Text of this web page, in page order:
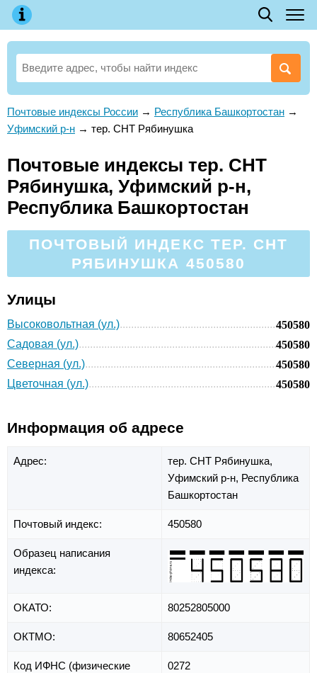
Почтовые индексы России → Республика Башкортостан →
Уфимский р-н → тер. СНТ Рябинушка
Почтовые индексы тер. СНТ
Рябинушка, Уфимский р-н,
Республика Башкортостан
ПОЧТОВЫЙ ИНДЕКС ТЕР. СНТ
РЯБИНУШКА 450580
Улицы
Высоковольтная (ул.)
450580
Садовая (ул.)
450580
Северная (ул.)
450580
Цветочная (ул.)
450580
Информация об адресе
Адрес:
тер. СНТ Рябинушка,
Уфимский р-н, Республика
Башкортостан
Почтовый индекс: 450580
Образец написания
индекса:
ОКАТО: 80252805000
ОКТМО: 80652405
Код ИФНС (физические
0272